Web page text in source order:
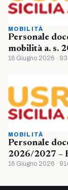
MOBILITÀ
Personale
mobilità a. s.
16 Giugno 2026 ·
MOBILITÀ
Personale
2026/2027 –
16 Giugno 2026 ·